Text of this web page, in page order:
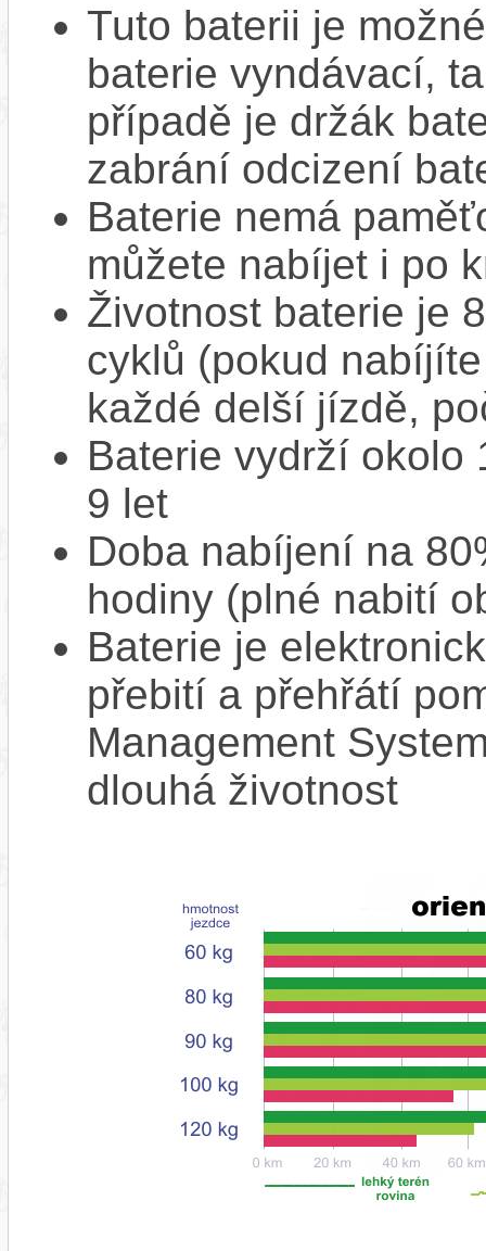
Tuto baterii je
baterie vyndávací,
případě je držák
zabrání odcizení
Baterie nemá
můžete nabíjet i po
Životnost baterie je
cyklů (pokud
každé delší jízdě,
Baterie vydrží okolo
9 let
Doba nabíjení na
hodiny (plné nabití
Baterie je
přebití a přehřátí
Management
dlouhá životnost